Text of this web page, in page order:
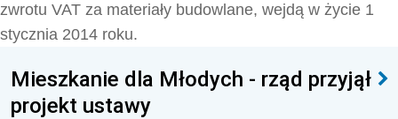
zwrotu VAT za materiały budowlane, wejdą w życie 1
stycznia 2014 roku.
Mieszkanie dla Młodych - rząd przyjął
projekt ustawy